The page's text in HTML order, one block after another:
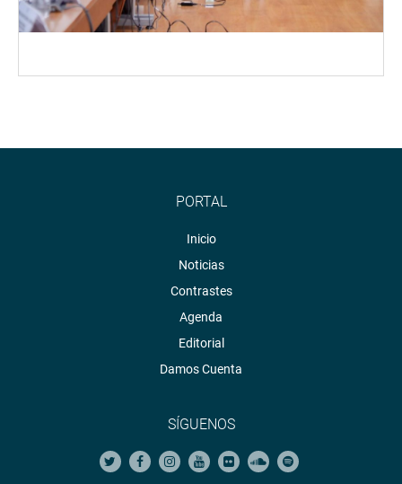
PORTAL
Inicio
Noticias
Contrastes
Agenda
Editorial
Damos Cuenta
SÍGUENOS